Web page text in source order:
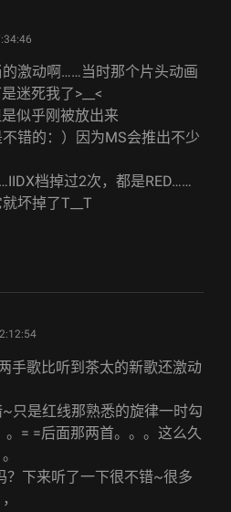
激动啊……当时那个片头动画
迷死我了>__<
似乎刚被放出来
错的：）因为MS会推出不少
档掉过2次，都是RED……
坏掉了T__T
手歌比听到茶太的新歌还激动
只是红线那熟悉的旋律一时勾
。= =后面那两首。。。这么久
？下来听了一下很不错~很多